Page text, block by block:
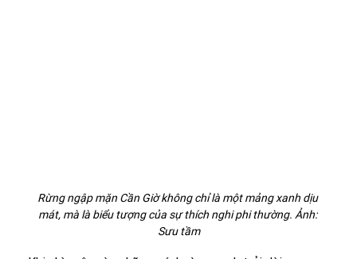
Rừng ngập mặn Cần Giờ không chỉ là một mảng xanh dịu
mát, mà là biểu tượng của sự thích nghi phi thường. Ảnh:
Sưu tầm